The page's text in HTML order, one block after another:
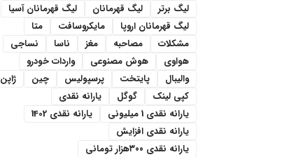
لیگ برتر
لیگ قهرمانان
لیگ قهرمانان آسیا
لیگ قهرمانان اروپا
مایکروسافت
متا
مشکلات
مصاحبه مغز ناسا
نساجی
هواوی
هوش مصنوعی
واردات خودرو
والیبال
پایتخت پرسپولیس چین
ژاپن
کپی لینک
گوگل
یارانه نقدی
یارانه نقدی 1 میلیونی
یارانه نقدی 1402
یارانه نقدی افزایش
یارانه نقدی ۳۰۰هزار تومانی